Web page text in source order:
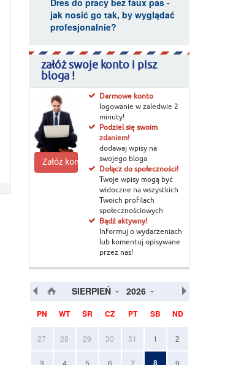
Dres do pracy bez faux pas -
jak nosić go tak, by wyglądać
profesjonalnie?
załóż swoje konto i pisz
bloga !
Załóż konto
Darmowe konto
logowanie w zaledwie 2
minuty!
Podziel się swoim
zdaniem!
dodawaj wpisy na
swojego bloga
Dołącz do społeczności!
Twoje wpisy mogą być
widoczne na wszystkich
Twoich profilach
społecznościowych
Bądź aktywny!
Informuj o wydarzeniach
lub komentuj opisywane
przez nas!
SIERPIEŃ 2026
PN WT ŚR CZ PT SB ND
27 28 29 30 31 1 2
8